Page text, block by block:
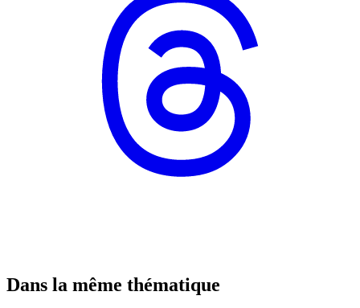
Dans la même thématique